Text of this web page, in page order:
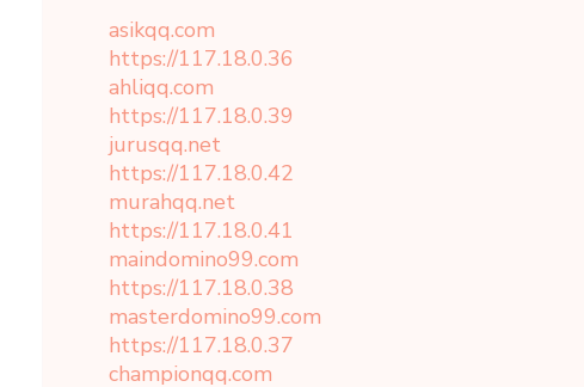
asikqq.com
https://117.18.0.36
ahliqq.com
https://117.18.0.39
jurusqq.net
https://117.18.0.42
murahqq.net
https://117.18.0.41
maindomino99.com
https://117.18.0.38
masterdomino99.com
https://117.18.0.37
championqq.com